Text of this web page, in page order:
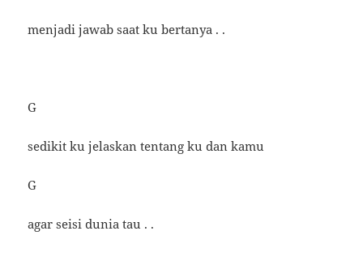
menjadi jawab saat ku bertanya . .
G
sedikit ku jelaskan tentang ku dan kamu
G
agar seisi dunia tau . .